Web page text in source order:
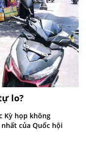
lo?
Kỳ họp không
của Quốc hội